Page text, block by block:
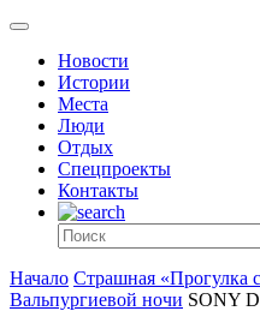
Новости
Истории
Места
Люди
Отдых
Спецпроекты
Контакты
Начало Страшная «Прогулка
Вальпургиевой ночи SONY